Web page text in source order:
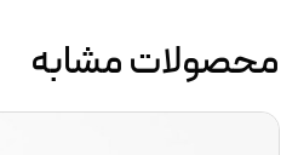
محصولات مشابه